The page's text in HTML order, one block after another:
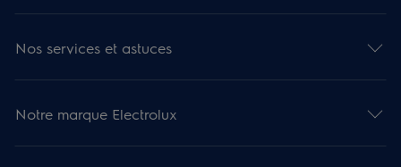
Nos services et astuces
Notre marque Electrolux